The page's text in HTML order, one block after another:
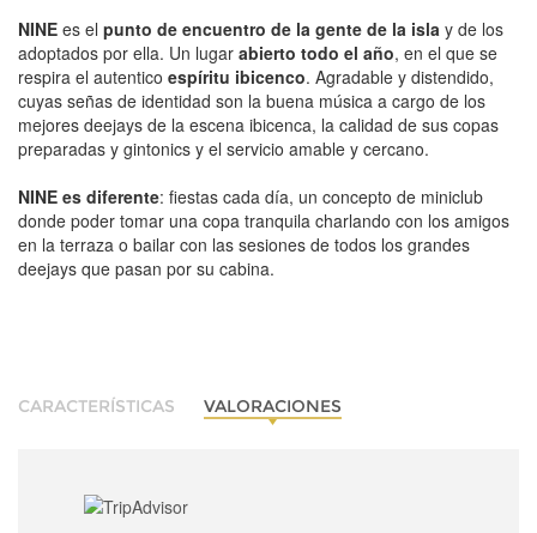
NINE es el punto de encuentro de la gente de la isla y de los
adoptados por ella. Un lugar abierto todo el año, en el que se
respira el autentico espíritu ibicenco. Agradable y distendido,
cuyas señas de identidad son la buena música a cargo de los
mejores deejays de la escena ibicenca, la calidad de sus copas
preparadas y gintonics y el servicio amable y cercano.
NINE es diferente: fiestas cada día, un concepto de miniclub
donde poder tomar una copa tranquila charlando con los amigos
en la terraza o bailar con las sesiones de todos los grandes
deejays que pasan por su cabina.
CARACTERÍSTICAS VALORACIONES